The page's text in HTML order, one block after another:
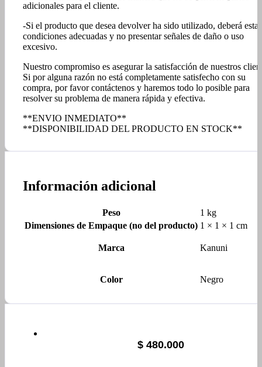
adicionales para el cliente.
-Si el producto que desea devolver ha sido utilizado, deberá
condiciones adecuadas y no presentar señales de daño o uso
excesivo.
Nuestro compromiso es asegurar la satisfacción de nuestros
Si por alguna razón no está completamente satisfecho con su
compra, por favor contáctenos y haremos todo lo posible para
resolver su problema de manera rápida y efectiva.
**ENVIO INMEDIATO**
**DISPONIBILIDAD DEL PRODUCTO EN STOCK**
Información adicional
Peso
1 kg
Dimensiones de Empaque (no del producto) 1 × 1 × 1 cm
Marca Kanuni
Color Negro
$ 480.000